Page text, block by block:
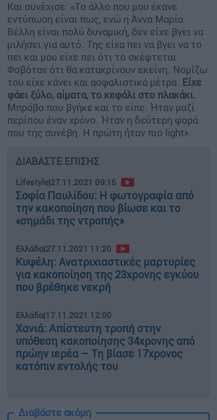
Και συνέχισε: «Το άλλο που μου έκανε
εντύπωση είναι πως, ενώ η Άννα Μαρία
Βέλλη είναι πολύ δυναμική, δεν είχε βγει να
μιλήσει για αυτό. Της είχα πει να βγει να το
πει και μου είχε πει ότι το σκέφτεται.
Φοβόταν ότι θα κατακρίνουν εκείνη. Νομίζω
του είχε κάνει και ασφαλιστικά μέτρα. Είχε
φάει ξύλο, αίματα, το κεφάλι στο πλακάκι.
Μπράβο που βγήκε και το είπε. Ήταν μαζί
περίπου έναν χρόνο. Ήταν η δεύτερη φορά
που της συνέβη. Η πρώτη ήταν πιο light».
ΔΙΑΒΑΣΤΕ ΕΠΙΣΗΣ
Lifestyle|27.11.2021 09:15
Σοφία Παυλίδου: Η φωτογραφία από
την κακοποίηση που βίωσε και το
«σημάδι της ντροπής»
Ελλάδα|27.11.2021 11:20
Κυψέλη: Ανατριχιαστικές μαρτυρίες
για κακοποίηση της 23χρονης εγκύου
που βρέθηκε νεκρή
Ελλάδα|17.11.2021 12:00
Χανιά: Απίστευτη τροπή στην
υπόθεση κακοποίησης 34χρονης από
πρώην ιερέα – Τη βίασε 17χρονος
κατόπιν εντολής του
Διαβάστε ακόμη